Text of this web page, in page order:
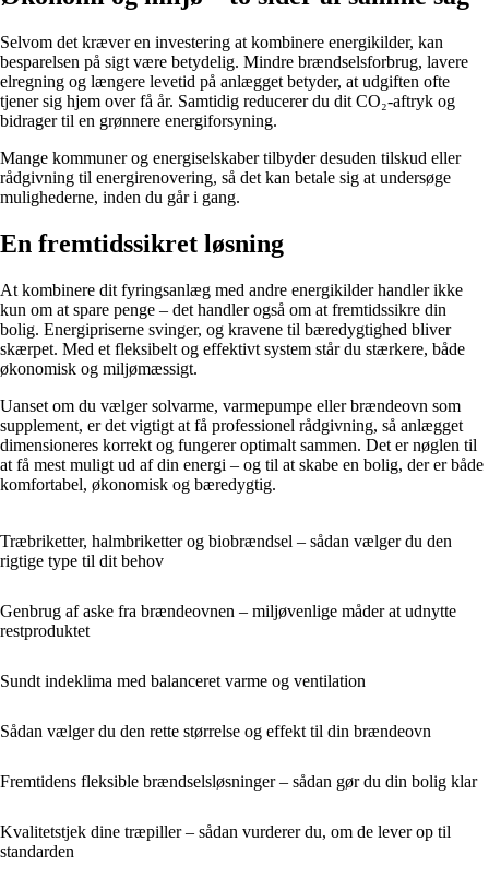
Selvom det kræver en investering at kombinere energikilder, kan
besparelsen på sigt være betydelig. Mindre brændselsforbrug, lavere
elregning og længere levetid på anlægget betyder, at udgiften ofte
tjener sig hjem over få år. Samtidig reducerer du dit CO₂-aftryk og
bidrager til en grønnere energiforsyning.
Mange kommuner og energiselskaber tilbyder desuden tilskud eller
rådgivning til energirenovering, så det kan betale sig at undersøge
mulighederne, inden du går i gang.
En fremtidssikret løsning
At kombinere dit fyringsanlæg med andre energikilder handler ikke
kun om at spare penge – det handler også om at fremtidssikre din
bolig. Energipriserne svinger, og kravene til bæredygtighed bliver
skærpet. Med et fleksibelt og effektivt system står du stærkere, både
økonomisk og miljømæssigt.
Uanset om du vælger solvarme, varmepumpe eller brændeovn som
supplement, er det vigtigt at få professionel rådgivning, så anlægget
dimensioneres korrekt og fungerer optimalt sammen. Det er nøglen til
at få mest muligt ud af din energi – og til at skabe en bolig, der er både
komfortabel, økonomisk og bæredygtig.
Træbriketter, halmbriketter og biobrændsel – sådan vælger du den
rigtige type til dit behov
Genbrug af aske fra brændeovnen – miljøvenlige måder at udnytte
restproduktet
Sundt indeklima med balanceret varme og ventilation
Sådan vælger du den rette størrelse og effekt til din brændeovn
Fremtidens fleksible brændselsløsninger – sådan gør du din bolig klar
Kvalitetstjek dine træpiller – sådan vurderer du, om de lever op til
standarden